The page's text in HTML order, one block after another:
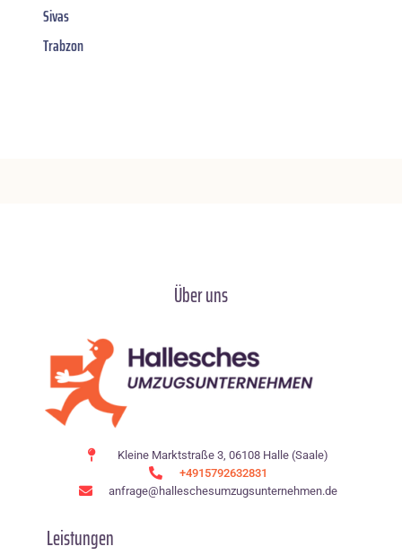
Sivas
Trabzon
Über uns
Kleine Marktstraße 3, 06108 Halle (Saale)
+4915792632831
anfrage@halleschesumzugsunternehmen.de
Leistungen